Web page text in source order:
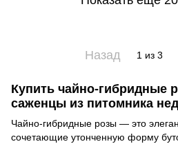
Назад 1 из 3
Купить чайно-гибридные
саженцы из питомника
Чайно-гибридные розы — это
сочетающие утонченную форму